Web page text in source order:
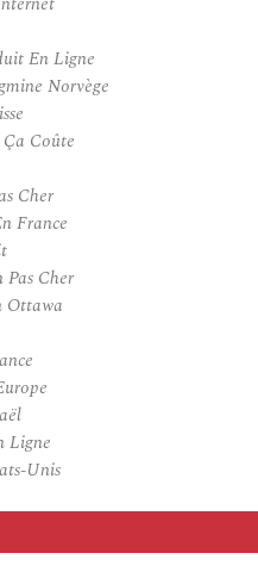
En Ligne
Norvège
Coûte
Cher
France
Cher
Ottawa
Ligne
Unis